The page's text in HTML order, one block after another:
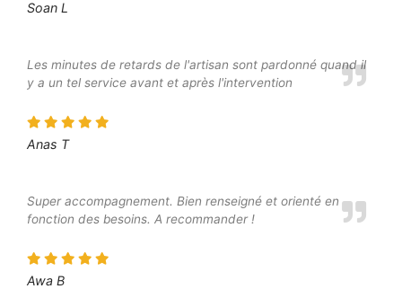
Soan L
Les minutes de retards de l'artisan sont pardonné quand il
y a un tel service avant et après l'intervention
Anas T
Super accompagnement. Bien renseigné et orienté en
fonction des besoins. A recommander !
Awa B